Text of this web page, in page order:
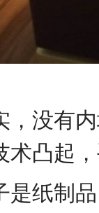
，没有
术凸起
是纸制